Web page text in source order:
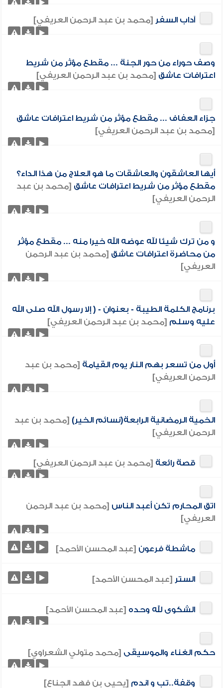
آداب السفر [محمد بن عبد الرحمن العريفي]
وصف حوراء من حور الجنة ... مقطع مؤثر من شريط
اعترافات عاشق [محمد بن عبد الرحمن العريفي]
جزاء العفاف ... مقطع مؤثر من شريط اعترافات عاشق
[محمد بن عبد الرحمن العريفي]
أيها العاشقون والعاشقات ما هو العلاج من هذا الداء؟
مقطع مؤثر من شريط اعترافات عاشق [محمد بن عبد
الرحمن العريفي]
و من ترك شيئا لله عوضه الله خيرا منه ... مقطع مؤثر
من محاضرة اعترافات عاشق [محمد بن عبد الرحمن
العريفي]
برنامج الكلمة الطيبة - بعنوان - ( إلا رسول الله صلى الله
عليه وسلم [محمد بن عبد الرحمن العريفي]
أول من تسعر بهم النار يوم القيامة [محمد بن عبد
الرحمن العريفي]
الخمية الرمضانية الرابعة(نسائم الخير) [محمد بن عبد
الرحمن العريفي]
قصة رائعة [محمد بن عبد الرحمن العريفي]
اتق المحارم تكن أعبد الناس [محمد بن عبد الرحمن
العريفي]
ماشطة فرعون [عبد المحسن الأحمد]
الستر [عبد المحسن الأحمد]
الشكوى لله وحده [عبد المحسن الأحمد]
حكم الغناء والموسيقى [محمد متولي الشعراوي]
وقفة..تب و اندم [يحيى بن فهد الجناع]